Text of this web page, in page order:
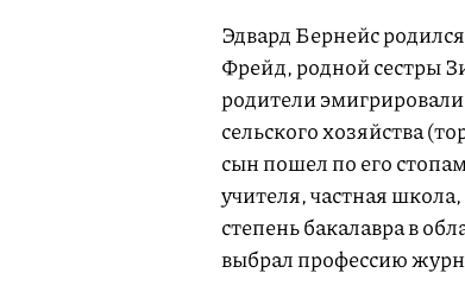
Эдвард Бернейс
Фрейд, родной сестры
родители
сельского хозяйства
сын пошел по его
учителя, частная
степень бакалавра в
выбрал профессию